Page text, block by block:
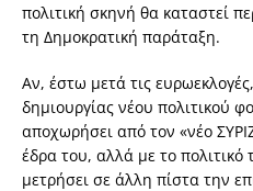
πολιτική σκηνή θα καταστεί
τη Δημοκρατική παράταξη.
Αν, έστω μετά τις
δημιουργίας νέου πολιτικού
αποχωρήσει από τον «νέο
έδρα του, αλλά με το πολιτικό
μετρήσει σε άλλη πίστα την